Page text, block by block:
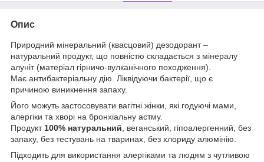
Опис
Природний мінеральний (квасцовий) дезодорант –
натуральний продукт, що повністю складається з мінералу
алуніт (матеріал гірничо-вулканічного походження).
Має антибактеріальну дію. Ліквідуючи бактерії, що є
причиною виникнення запаху.
Його можуть застосовувати вагітні жінки, які годуючі мами,
алергіки та хворі на бронхіальну астму.
Продукт 100% натуральний , веганський, гіпоалергенний, без
запаху, без тестувань на тваринах, без хлориду алюмінію.
Підходить для використання алергіками та людям з чутливою